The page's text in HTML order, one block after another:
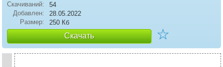
Скачиваний:
54
Добавлен:
28.05.2022
Размер:
250 Кб
Скачать ☆